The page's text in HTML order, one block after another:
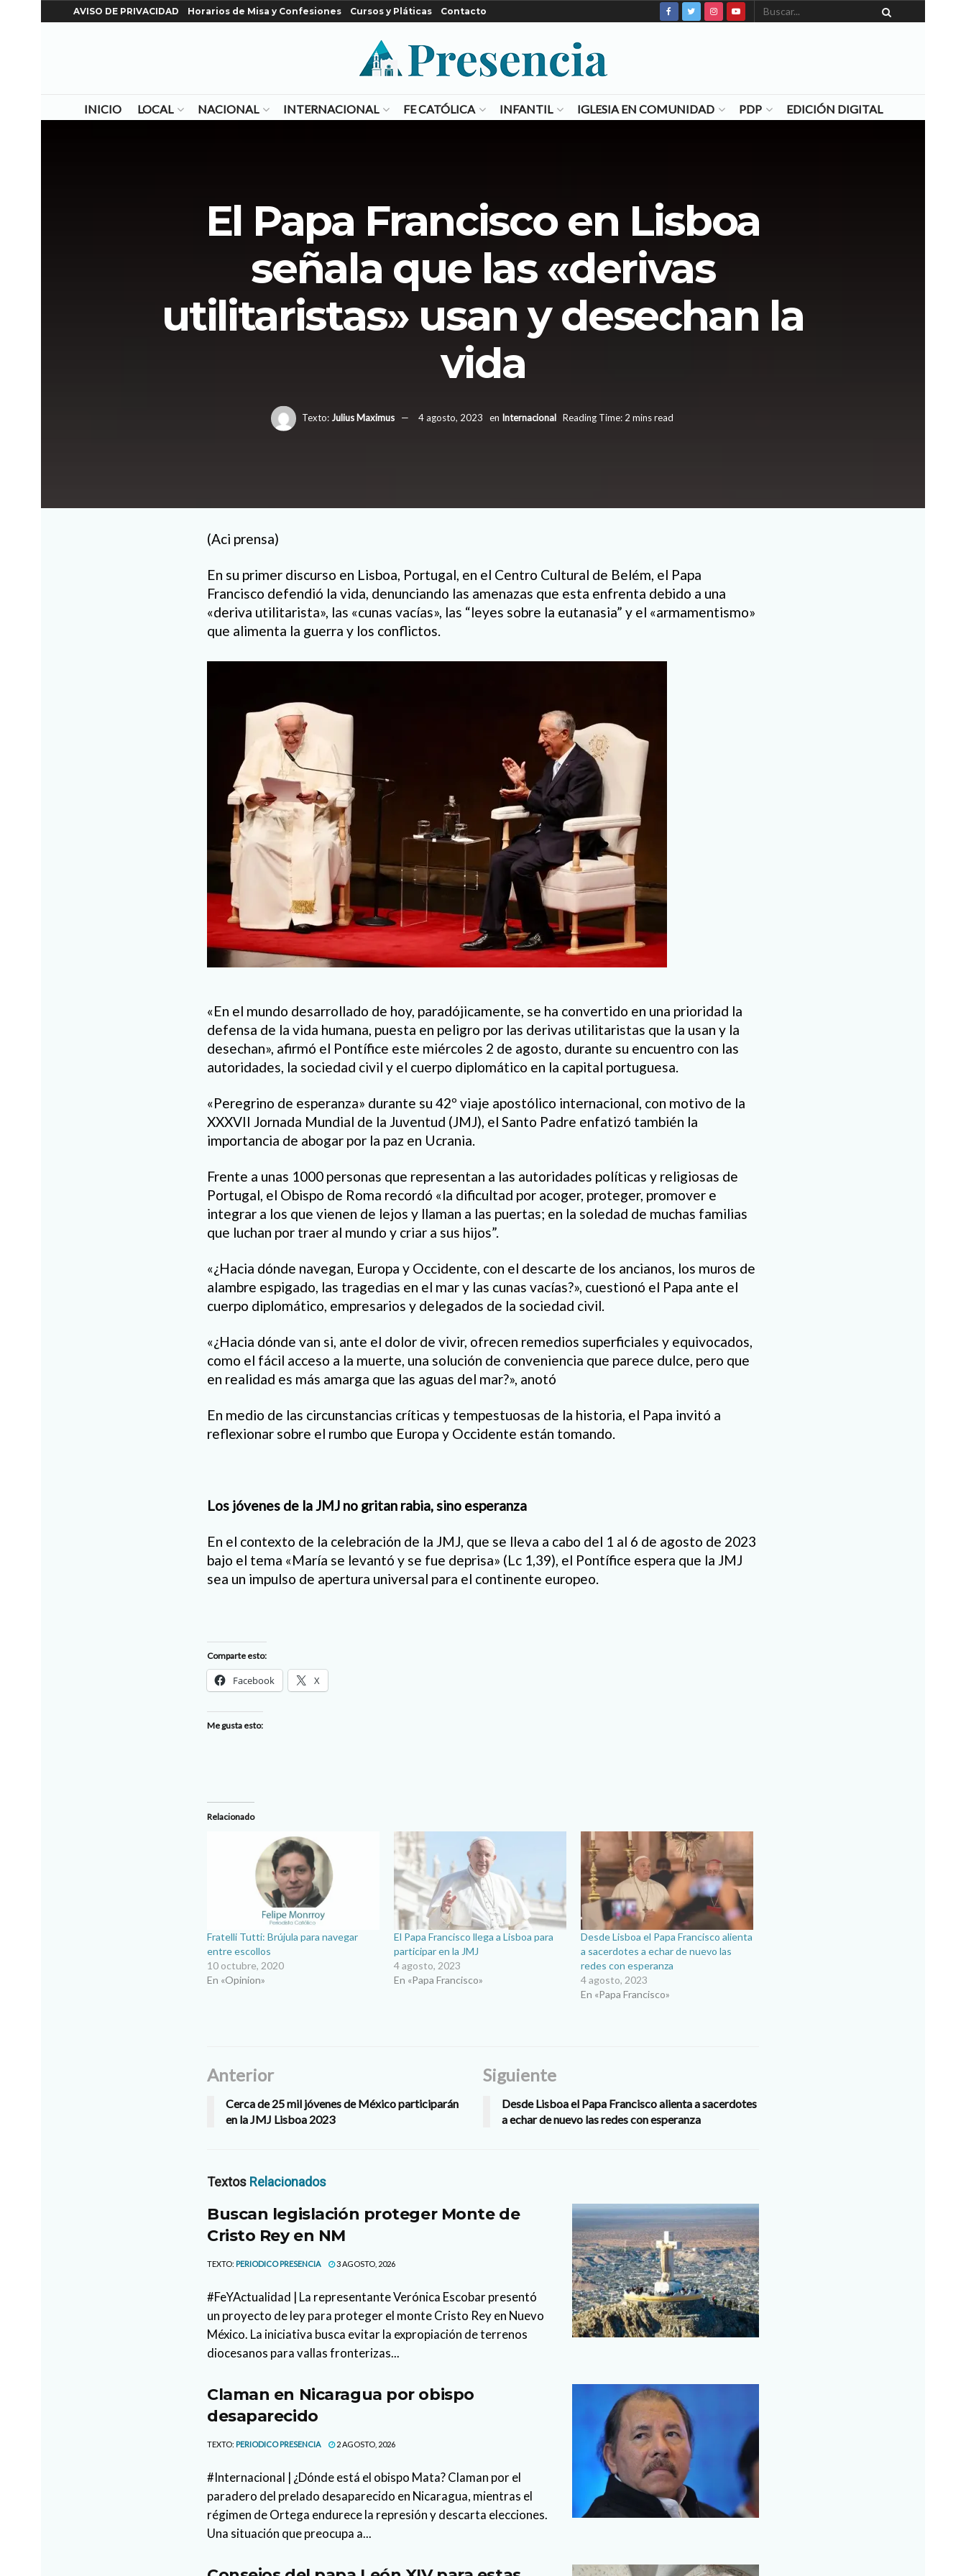
AVISO DE PRIVACIDAD Horarios de Misa y Confesiones Cursos y Pláticas Contacto
INICIO LOCAL NACIONAL INTERNACIONAL FE CATÓLICA INFANTIL IGLESIA EN COMUNIDAD PDP EDICIÓN DIGITAL
El Papa Francisco en Lisboa
señala que las «derivas
utilitaristas» usan y desechan la
vida
Texto: Julius Maximus 4 agosto, 2023 en Internacional Reading Time: 2 mins read
(Aci prensa)
En su primer discurso en Lisboa, Portugal, en el Centro Cultural de Belém, el Papa
Francisco defendió la vida, denunciando las amenazas que esta enfrenta debido a una
«deriva utilitarista», las «cunas vacías», las “leyes sobre la eutanasia” y el «armamentismo»
que alimenta la guerra y los conflictos.
«En el mundo desarrollado de hoy, paradójicamente, se ha convertido en una prioridad la
defensa de la vida humana, puesta en peligro por las derivas utilitaristas que la usan y la
desechan», afirmó el Pontífice este miércoles 2 de agosto, durante su encuentro con las
autoridades, la sociedad civil y el cuerpo diplomático en la capital portuguesa.
«Peregrino de esperanza» durante su 42º viaje apostólico internacional, con motivo de la
XXXVII Jornada Mundial de la Juventud (JMJ), el Santo Padre enfatizó también la
importancia de abogar por la paz en Ucrania.
Frente a unas 1000 personas que representan a las autoridades políticas y religiosas de
Portugal, el Obispo de Roma recordó «la dificultad por acoger, proteger, promover e
integrar a los que vienen de lejos y llaman a las puertas; en la soledad de muchas familias
que luchan por traer al mundo y criar a sus hijos”.
«¿Hacia dónde navegan, Europa y Occidente, con el descarte de los ancianos, los muros de
alambre espigado, las tragedias en el mar y las cunas vacías?», cuestionó el Papa ante el
cuerpo diplomático, empresarios y delegados de la sociedad civil.
«¿Hacia dónde van si, ante el dolor de vivir, ofrecen remedios superficiales y equivocados,
como el fácil acceso a la muerte, una solución de conveniencia que parece dulce, pero que
en realidad es más amarga que las aguas del mar?», anotó
En medio de las circunstancias críticas y tempestuosas de la historia, el Papa invitó a
reflexionar sobre el rumbo que Europa y Occidente están tomando.
Los jóvenes de la JMJ no gritan rabia, sino esperanza
En el contexto de la celebración de la JMJ, que se lleva a cabo del 1 al 6 de agosto de 2023
bajo el tema «María se levantó y se fue deprisa» (Lc 1,39), el Pontífice espera que la JMJ
sea un impulso de apertura universal para el continente europeo.
Comparte esto:
Facebook X
Me gusta esto:
Relacionado
Fratelli Tutti: Brújula para navegar
entre escollos
10 octubre, 2020
En «Opinion»
El Papa Francisco llega a Lisboa para
participar en la JMJ
4 agosto, 2023
En «Papa Francisco»
Desde Lisboa el Papa Francisco alienta
a sacerdotes a echar de nuevo las
redes con esperanza
4 agosto, 2023
En «Papa Francisco»
Anterior
Cerca de 25 mil jóvenes de México participarán
en la JMJ Lisboa 2023
Siguiente
Desde Lisboa el Papa Francisco alienta a sacerdotes
a echar de nuevo las redes con esperanza
Textos Relacionados
Buscan legislación proteger Monte de
Cristo Rey en NM
TEXTO: PERIODICO PRESENCIA 3 AGOSTO, 2026
#FeYActualidad | La representante Verónica Escobar presentó
un proyecto de ley para proteger el monte Cristo Rey en Nuevo
México. La iniciativa busca evitar la expropiación de terrenos
diocesanos para vallas fronterizas...
Claman en Nicaragua por obispo
desaparecido
TEXTO: PERIODICO PRESENCIA 2 AGOSTO, 2026
#Internacional | ¿Dónde está el obispo Mata? Claman por el
paradero del prelado desaparecido en Nicaragua, mientras el
régimen de Ortega endurece la represión y descarta elecciones.
Una situación que preocupa a...